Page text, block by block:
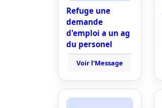
Refuge une
demande
d'emploi a un ag
du personel
Voir l'Message